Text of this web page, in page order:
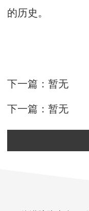
的历史。
下一篇：暂无
下一篇：暂无